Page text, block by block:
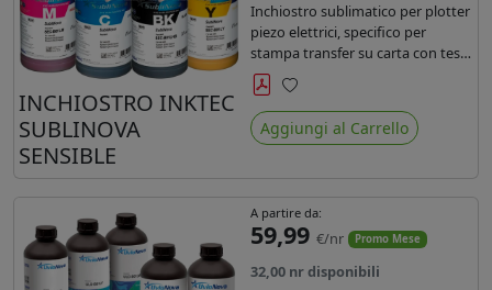
INCHIOSTRO INKTEC
SUBLINOVA
SENSIBLE
Inchiostro sublimatico per plotter
piezo elettrici, specifico per
stampa transfer su carta con teste
Epson EPS3200, 5113, dx4 e dx5.
Ecologico, conforme alla
normativa Reach e Oeko-Tex.
Preferiti
Aggiungi al Carrello
A partire da:
59,99 €/nr Promo Mese
32,00 nr disponibili